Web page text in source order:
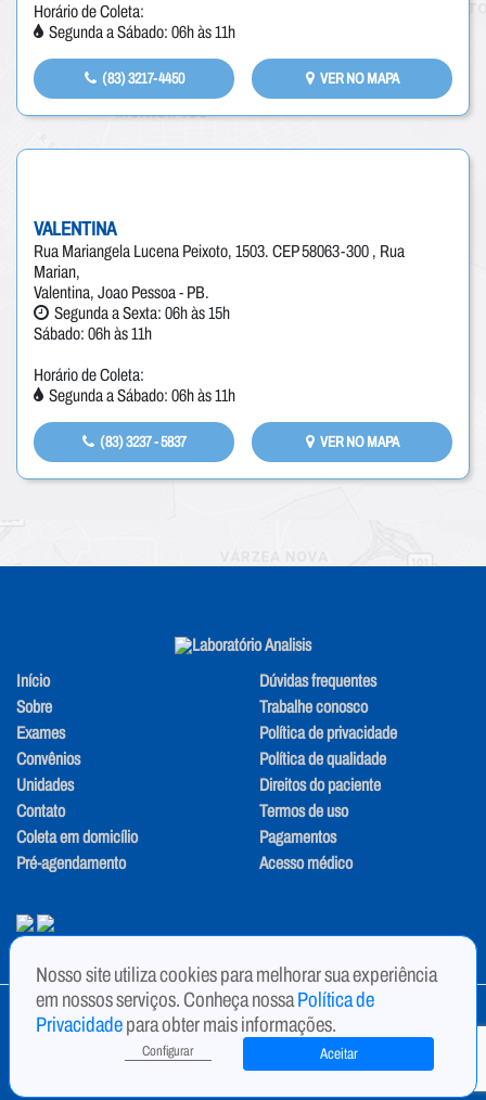
Horário de Coleta:
Segunda a Sábado: 06h às 11h
(83) 3217-4450 VER NO MAPA
VALENTINA
Rua Mariangela Lucena Peixoto, 1503. CEP 58063-300 , Rua
Marian,
Valentina, Joao Pessoa - PB.
Segunda a Sexta: 06h às 15h
Sábado: 06h às 11h
Horário de Coleta:
Segunda a Sábado: 06h às 11h
(83) 3237 - 5837 VER NO MAPA
Início
Sobre
Exames
Convênios
Unidades
Contato
Coleta em domicílio
Pré-agendamento
Dúvidas frequentes
Trabalhe conosco
Política de privacidade
Política de qualidade
Direitos do paciente
Termos de uso
Pagamentos
Acesso médico
Copyright © 2024 - ANALISIS - LABORATORIO CLINICO E INFANTIL
LTDA, CNPJ 12.929.451/0001-97
Pixelvivo
Nosso site utiliza cookies para melhorar sua experiência
em nossos serviços. Conheça nossaPolítica de
Privacidadepara obter mais informações.
Aceitar
Configurar